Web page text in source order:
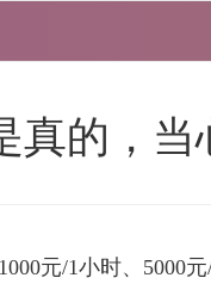
的，当
元/1小时、5000